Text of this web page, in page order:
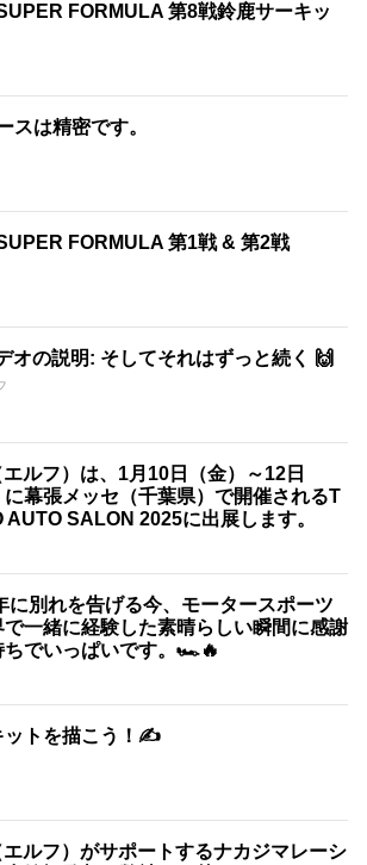
FORMULA 第8戦鈴鹿サーキッ
は精密です。
FORMULA 第1戦 & 第2戦
オの説明: そしてそれはずっと続く 🙌
エルフ）は、1月10日（金）～12日
に幕張メッセ（千葉県）で開催されるT
AUTO SALON 2025に出展します。
に別れを告げる今、モータースポーツ
で一緒に経験した素晴らしい瞬間に感謝
ちでいっぱいです。🏎️🔥
ットを描こう！✍️
エルフ）がサポートするナカジマレーシ